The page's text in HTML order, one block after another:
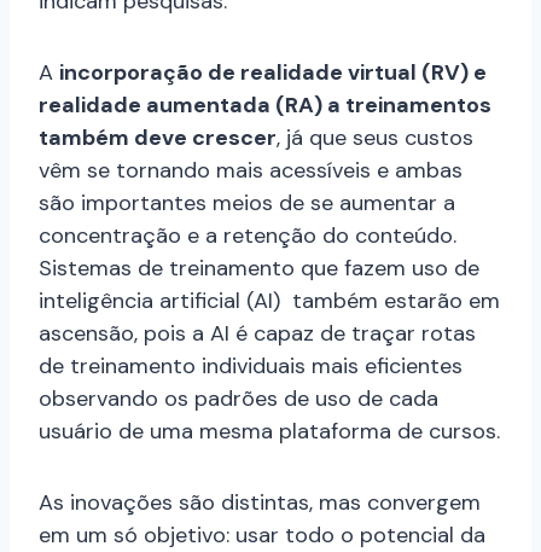
A incorporação de realidade virtual (RV) e
realidade aumentada (RA) a treinamentos
também deve crescer, já que seus custos
vêm se tornando mais acessíveis e ambas
são importantes meios de se aumentar a
concentração e a retenção do conteúdo.
Sistemas de treinamento que fazem uso de
inteligência artificial (AI) também estarão em
ascensão, pois a AI é capaz de traçar rotas
de treinamento individuais mais eficientes
observando os padrões de uso de cada
usuário de uma mesma plataforma de cursos.
As inovações são distintas, mas convergem
em um só objetivo: usar todo o potencial da